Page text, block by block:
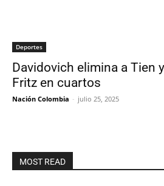
Deportes
Davidovich elimina a Tien
Fritz en cuartos
Nación Colombia - julio 25, 2025
MOST READ